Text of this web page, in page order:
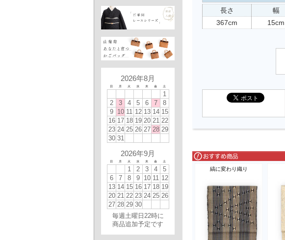
長さ
367cm
幅
15cm
縞に変わり織り
2026年8月
日 月 火 水 木 金 土
1
2
3 4 5 6 7
8
9 10 11 12 13 14 15
16 17 18 19 20 21 22
23 24 25 26 27 28 29
30 31
2026年9月
日 月 火 水 木 金 土
1 2 3 4
5
6
7 8 9 10 11 12
13 14 15 16 17 18 19
20 21 22 23 24 25 26
27 28 29 30
毎週土曜日22時に
商品追加予定です